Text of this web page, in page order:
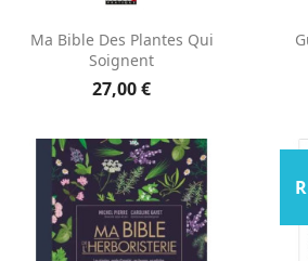
Ma Bible Des Plantes Qui
Soignent
27,00 €